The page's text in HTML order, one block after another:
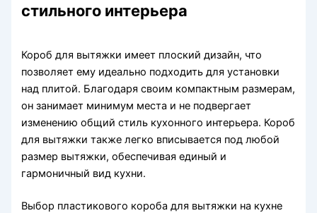
стильного интерьера
Короб для вытяжки имеет плоский дизайн, что
позволяет ему идеально подходить для установки
над плитой. Благодаря своим компактным размерам,
он занимает минимум места и не подвергает
изменению общий стиль кухонного интерьера. Короб
для вытяжки также легко вписывается под любой
размер вытяжки, обеспечивая единый и
гармоничный вид кухни.
Выбор пластикового короба для вытяжки на кухне